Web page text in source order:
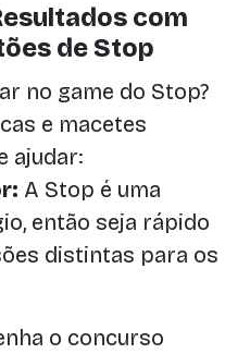
com
de Stop
no game do Stop?
e macetes
ajudar:
A Stop é uma
então seja rápido
distintas para os
o concurso